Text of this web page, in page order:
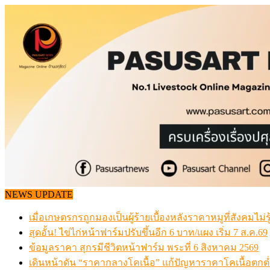
content
NEWS UPDATE
เมื่อเกษตรกรถูกมองเป็นผู้ร้ายเบื้องหลังราคาหมูที่สังคมไม่
สุดอั้น! ไข่ไก่หน้าฟาร์มปรับขึ้นอีก 6 บาท/แผง เริ่ม 7 ส.ค.69
ข้อมูลราคา สุกรมีชีวิตหน้าฟาร์ม พระที่ 6 สิงหาคม 2569
เดินหน้าดัน “ราคากลางโคเนื้อ” แก้ปัญหาราคาโคเนื้อตก